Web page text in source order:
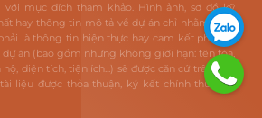
mục đích tham khảo. Hình ảnh, sơ đồ kỹ
hay thông tin mô tả về dự án chỉ nhằm mục
là thông tin hiện thực hay cam kết pháp lý.
án (bao gồm nhưng không giới hạn: tên tòa,
diện tích, tiện ích...) sẽ được căn cứ trên hợp
liệu được thỏa thuận, ký kết chính thức với